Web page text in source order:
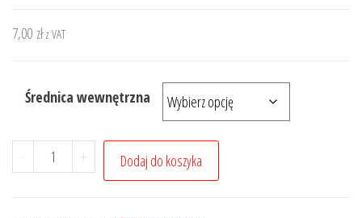
7,00 zł z VAT
Średnica wewnętrzna
-
ilość
Dysze
+ Dodaj do koszyka